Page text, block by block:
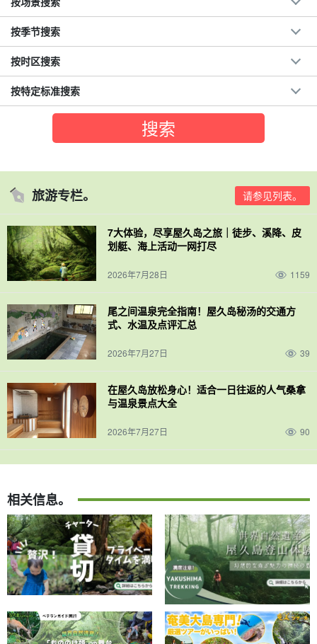
按季节搜索
按时区搜索
按特定标准搜索
旅游专栏。 请参见列表。
7大体验，尽享屋久岛之旅｜徒步、溪降、皮
划艇、海上活动一网打尽
2026年7月28日 1159
尾之间温泉完全指南！屋久岛秘汤的交通方
式、水温及点评汇总
2026年7月27日 39
在屋久岛放松身心！适合一日往返的人气桑拿
与温泉景点大全
2026年7月27日 90
相关信息。